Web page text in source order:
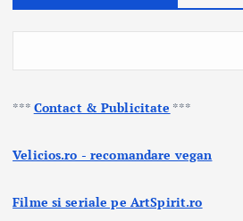
*** Contact & Publicitate ***
Velicios.ro - recomandare vegan
Filme si seriale pe ArtSpirit.ro